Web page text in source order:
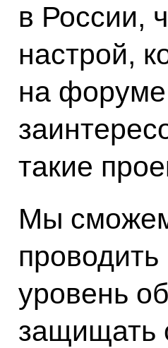
в России,
настрой,
на
такие
Мы
уровень
защищать